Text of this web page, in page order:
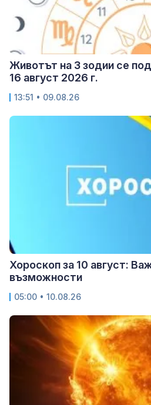
Животът на 3 зодии се
16 август 2026 г.
13:51 • 09.08.26
Хороскоп за 10 август:
възможности
05:00 • 10.08.26